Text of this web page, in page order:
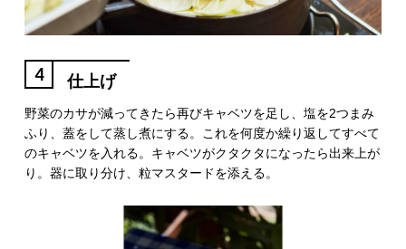
4 仕上げ
野菜のカサが減ってきたら再びキャベツを足し、塩を2つまみ
ふり、蓋をして蒸し煮にする。これを何度か繰り返してすべて
のキャベツを入れる。キャベツがクタクタになったら出来上が
り。器に取り分け、粒マスタードを添える。